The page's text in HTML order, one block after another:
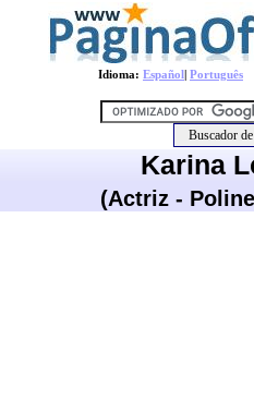
Idioma: Español| Português
Karina
(Actriz -